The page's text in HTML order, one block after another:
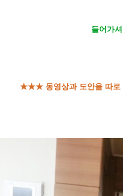
들어가
★★★ 동영상과 도안을 따로